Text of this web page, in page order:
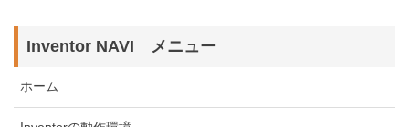
Inventor NAVI メニュー
ホーム